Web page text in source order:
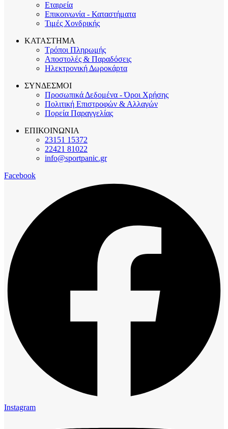
Εταιρεία
Επικοινωνία - Καταστήματα
Τιμές Χονδρικής
ΚΑΤΑΣΤΗΜΑ
Τρόποι Πληρωμής
Αποστολές & Παραδόσεις
Ηλεκτρονική Δωροκάρτα
ΣΥΝΔΕΣΜΟΙ
Προσωπικά Δεδομένα - Όροι Χρήσης
Πολιτική Επιστροφών & Αλλαγών
Πορεία Παραγγελίας
ΕΠΙΚΟΙΝΩΝΙΑ
23151 15372
22421 81022
info@sportpanic.gr
Facebook
Instagram